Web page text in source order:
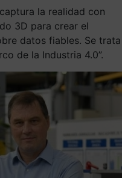
la realidad con
3D para crear el
datos fiables. Se trata
de la Industria 4.0”.